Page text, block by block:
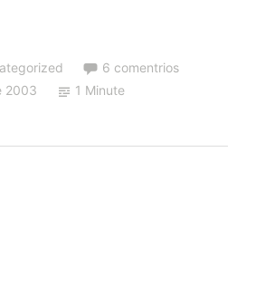
6 comentrios
2003
1 Minute